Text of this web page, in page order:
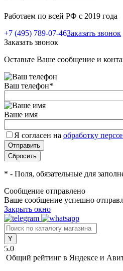
Работаем по всей РФ с 2019 года
+7 (495) 789-07-46Заказать звонок
Заказать звонок
Оставьте Ваше сообщение и
Ваш телефон*
Ваше имя
Я согласен на обработку
* - Поля, обязательные для
Сообщение отправлено
Ваше сообщение успешно
Закрыть окно
5.0
Общий рейтинг в Яндексе и